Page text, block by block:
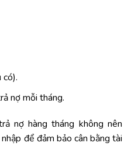
có).
nợ mỗi tháng.
nợ hàng tháng không nên
để đảm bảo cân bằng tài